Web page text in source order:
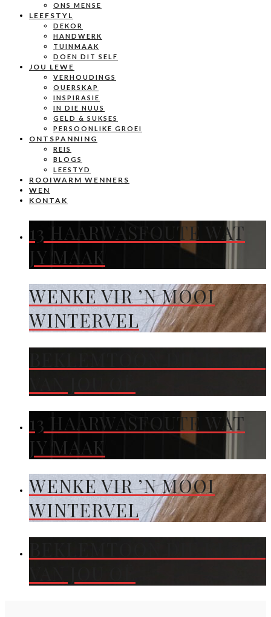
ONS MENSE
LEEFSTYL
DEKOR
HANDWERK
TUINMAAK
DOEN DIT SELF
JOU LEWE
VERHOUDINGS
OUERSKAP
INSPIRASIE
IN DIE NUUS
GELD & SUKSES
PERSOONLIKE GROEI
ONTSPANNING
REIS
BLOGS
LEESTYD
ROOIWARM WENNERS
WEN
KONTAK
13 HAARWASFOUTE WAT
JY MAAK
WENKE VIR ’N MOOI
WINTERVEL
13 HAARWASFOUTE WAT
JY MAAK
WENKE VIR ’N MOOI
WINTERVEL